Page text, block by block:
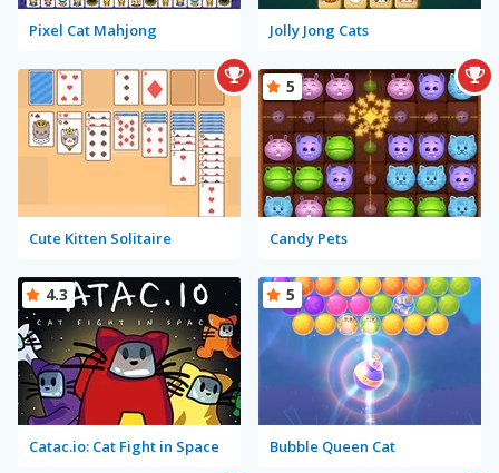
Pixel Cat Mahjong Jolly Jong Cats
Cute Kitten Solitaire Candy Pets
5
Catac.io: Cat Fight in Space
4.3
Bubble Queen Cat
5